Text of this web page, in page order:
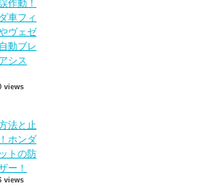
作動！
車フィ
ヴェゼ
動ブレ
シス
views
法と止
ホンダ
トの防
ー！
views